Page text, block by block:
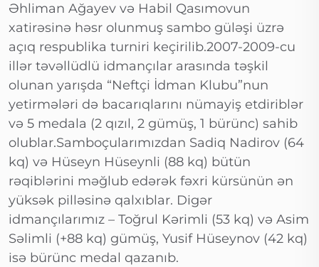
Əhliman Ağayev və Habil Qasımovun
xatirəsinə həsr olunmuş sambo güləşi üzrə
açıq respublika turniri keçirilib.2007-2009-cu
illər təvəllüdlü idmançılar arasında təşkil
olunan yarışda “Neftçi İdman Klubu”nun
yetirmələri də bacarıqlarını nümayiş etdiriblər
və 5 medala (2 qızıl, 2 gümüş, 1 bürünc) sahib
olublar.Samboçularımızdan Sadiq Nadirov (64
kq) və Hüseyn Hüseynli (88 kq) bütün
rəqiblərini məğlub edərək fəxri kürsünün ən
yüksək pilləsinə qalxıblar. Digər
idmançılarımız – Toğrul Kərimli (53 kq) və Asim
Səlimli (+88 kq) gümüş, Yusif Hüseynov (42 kq)
isə bürünc medal qazanıb.